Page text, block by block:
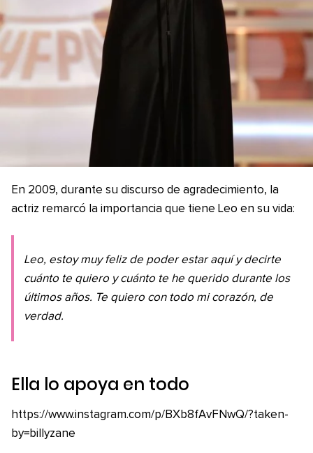
En 2009, durante su discurso de agradecimiento, la
actriz remarcó la importancia que tiene Leo en su vida:
Leo, estoy muy feliz de poder estar aquí y decirte
cuánto te quiero y cuánto te he querido durante los
últimos años. Te quiero con todo mi corazón, de
verdad.
Ella lo apoya en todo
https://www.instagram.com/p/BXb8fAvFNwQ/?taken-
by=billyzane